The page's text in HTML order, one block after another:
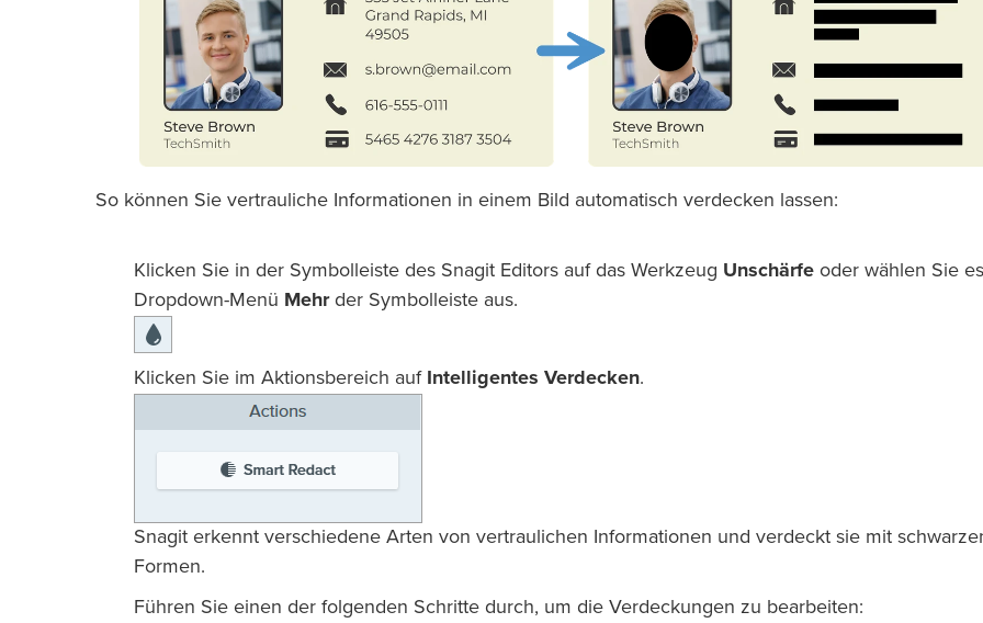
So können Sie vertrauliche Informationen in einem Bild automatisch verdecken lassen:
Klicken Sie in der Symbolleiste des Snagit Editors auf das Werkzeug Unschärfe oder wählen Sie
Dropdown-Menü Mehrder Symbolleiste aus.
Klicken Sie im Aktionsbereich auf Intelligentes Verdecken.
Snagit erkennt verschiedene Arten von vertraulichen Informationen und verdeckt sie mit
Formen.
Führen Sie einen der folgenden Schritte durch, um die Verdeckungen zu bearbeiten: